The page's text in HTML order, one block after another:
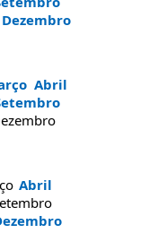
Dezembro
Abril
Abril